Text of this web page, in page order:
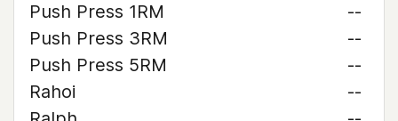
Push Press 1RM
--
Push Press 3RM
--
Push Press 5RM
--
Rahoi
--